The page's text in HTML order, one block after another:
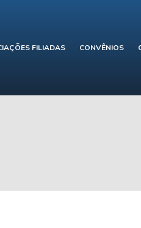
FILIADAS CONVÊNIOS